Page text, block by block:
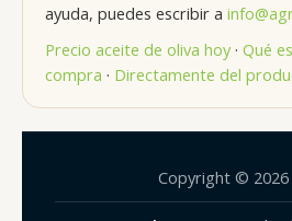
ayuda, puedes escribir a
Precio aceite de oliva hoy · Qué
compra · Directamente del
Copyright © 2026